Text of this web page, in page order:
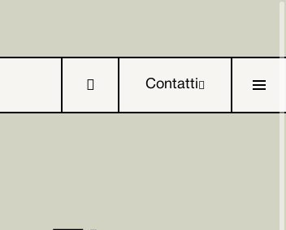
 Contatti